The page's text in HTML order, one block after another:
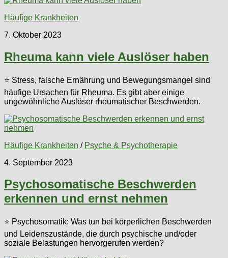
Häufige Krankheiten
7. Oktober 2023
Rheuma kann viele Auslöser haben
⭐ Stress, falsche Ernährung und Bewegungsmangel sind
häufige Ursachen für Rheuma. Es gibt aber einige
ungewöhnliche Auslöser rheumatischer Beschwerden.
Häufige Krankheiten / Psyche & Psychotherapie
4. September 2023
Psychosomatische Beschwerden
erkennen und ernst nehmen
⭐ Psychosomatik: Was tun bei körperlichen Beschwerden
und Leidenszustände, die durch psychische und/oder
soziale Belastungen hervorgerufen werden?